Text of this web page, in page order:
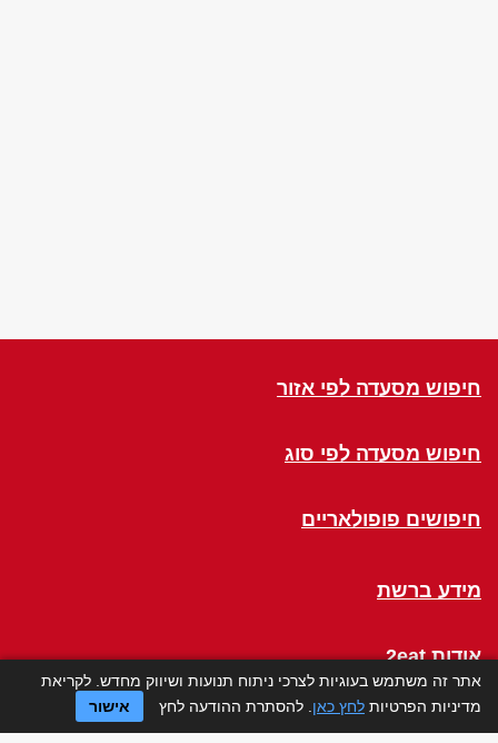
חיפוש מסעדה לפי אזור
חיפוש מסעדה לפי סוג
חיפושים פופולאריים
מידע ברשת
אודות 2eat
Click a Table
אתר זה משתמש בעוגיות לצרכי ניתוח תנועות ושיווק מחדש. לקריאת
מדיניות הפרטיות לחץ כאן . להסתרת ההודעה לחץ אישור